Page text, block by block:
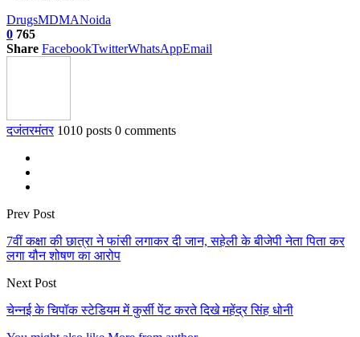
DrugsMDMANoida
0 765
Share FacebookTwitterWhatsAppEmail
दजंतरमंतर 1010 posts 0 comments
Prev Post
7वीं कक्षा की छात्रा ने फांसी लगाकर दी जान, सहेली के बीजेपी नेता पिता कर
लगा यौन शोषण का आरोप
Next Post
चेन्नई के चिपॉक स्टेडियम में कुर्सी पेंट करते दिखे महेंद्र सिंह धोनी